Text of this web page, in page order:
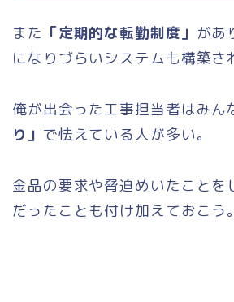
また 「定期的な転勤制度」 があ
になりづらいシステムも構築さ
俺が出会った工事担当者はみん
り」 で怯えている人が多い。
金品の要求や脅迫めいたことを
だったことも付け加えておこう。